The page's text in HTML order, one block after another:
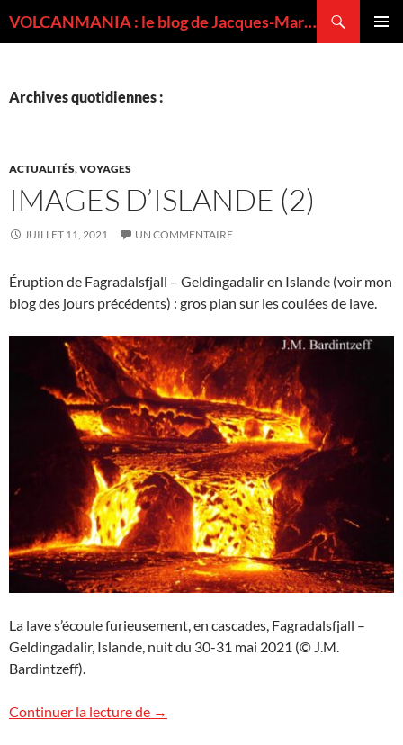
VOLCANMANIA : le blog de Jacques-Marie BARDINTZEFF, volcanologue
Archives quotidiennes :
ACTUALITÉS,VOYAGES
IMAGES D’ISLANDE (2)
JUILLET 11, 2021 UN COMMENTAIRE
Éruption de Fagradalsfjall – Geldingadalir en Islande (voir mon
blog des jours précédents) : gros plan sur les coulées de lave.
La lave s’écoule furieusement, en cascades, Fagradalsfjall –
Geldingadalir, Islande, nuit du 30-31 mai 2021 (© J.M.
Bardintzeff).
Continuer la lecture de Images d’Islande (2)
→